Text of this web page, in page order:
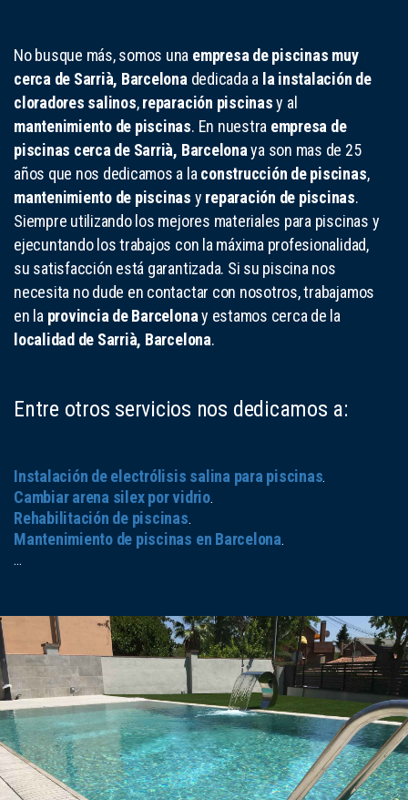
No busque más, somos una empresa de piscinas muy
cerca de Sarrià, Barcelona dedicada a la instalación de
cloradores salinos,reparación piscinasy al
mantenimiento de piscinas. En nuestra empresa de
piscinas cerca de Sarrià, Barcelonaya son mas de 25
años que nos dedicamos a la construcción de piscinas,
mantenimiento de piscinas y reparación de piscinas.
Siempre utilizando los mejores materiales para piscinas y
ejecuntando los trabajos con la máxima profesionalidad,
su satisfacción está garantizada. Si su piscina nos
necesita no dude en contactar con nosotros, trabajamos
en la provincia de Barcelonay estamos cerca de la
localidad de Sarrià, Barcelona.
Entre otros servicios nos dedicamos a:
Instalación de electrólisis salina para piscinas.
Cambiar arena silex por vidrio.
Rehabilitación de piscinas.
Mantenimiento de piscinas en Barcelona.
...